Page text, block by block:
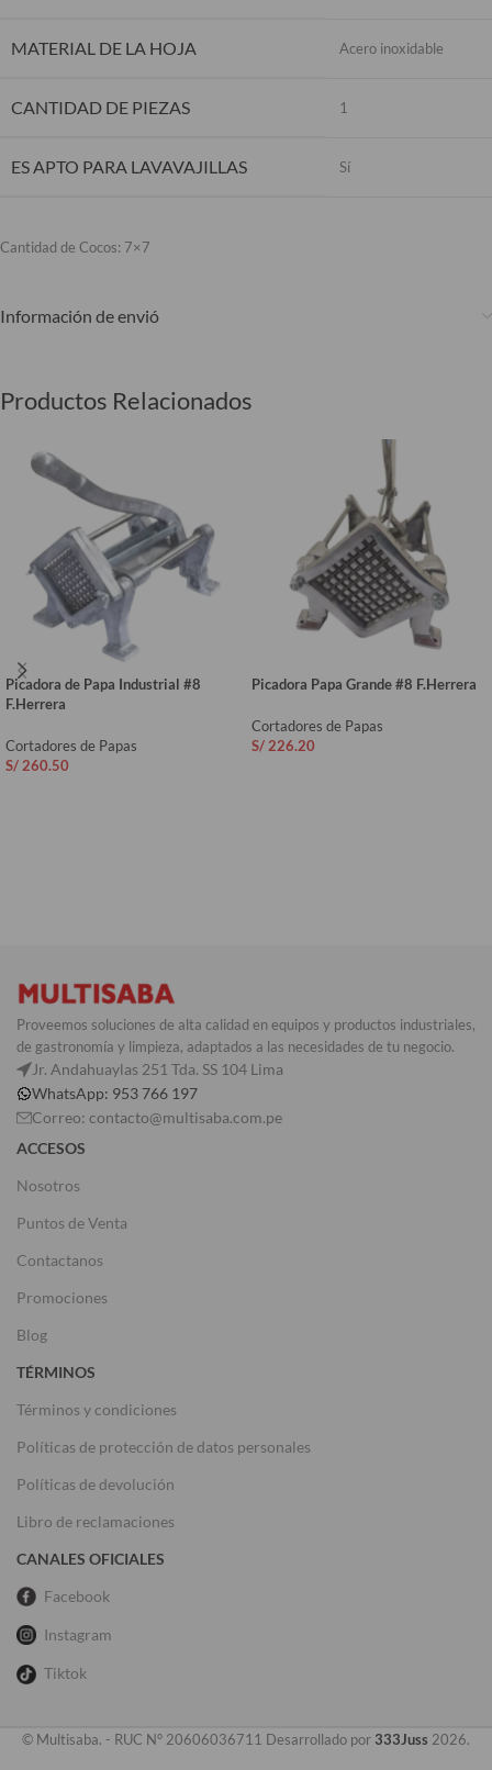
MATERIAL DE LA HOJA Acero inoxidable
CANTIDAD DE PIEZAS 1
ES APTO PARA LAVAVAJILLAS Sí
Cantidad de Cocos: 7×7
Información de envió
Productos Relacionados
Picadora de Papa Industrial #8
F.Herrera
Cortadores de Papas
S/ 260.50
Picadora Papa Grande #8 F.Herrera
Cortadores de Papas
S/ 226.20
Proveemos soluciones de alta calidad en equipos y productos industriales,
de gastronomía y limpieza, adaptados a las necesidades de tu negocio.
Jr. Andahuaylas 251 Tda. SS 104 Lima
WhatsApp: 953 766 197
Correo: contacto@multisaba.com.pe
ACCESOS
Nosotros
Puntos de Venta
Contactanos
Promociones
Blog
TÉRMINOS
Términos y condiciones
Políticas de protección de datos personales
Políticas de devolución
Libro de reclamaciones
CANALES OFICIALES
Facebook
Instagram
Tiktok
© Multisaba. - RUC N° 20606036711 Desarrollado por 333Juss 2026.